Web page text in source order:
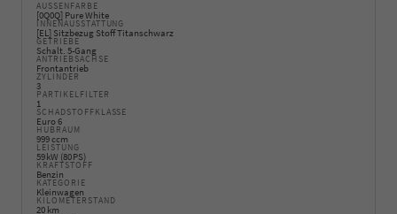
AUSSENFARBE
[0Q0Q] Pure White
INNENAUSSTATTUNG
[EL] Sitzbezug Stoff Titanschwarz
GETRIEBE
Schalt. 5-Gang
ANTRIEBSACHSE
Frontantrieb
ZYLINDER
3
PARTIKELFILTER
1
SCHADSTOFFKLASSE
Euro 6
HUBRAUM
999 ccm
LEISTUNG
59 kW (80 PS)
KRAFTSTOFF
Benzin
KATEGORIE
Kleinwagen
KILOMETERSTAND
20 km